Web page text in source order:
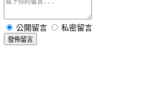
公開留言 私密留言
發佈留言